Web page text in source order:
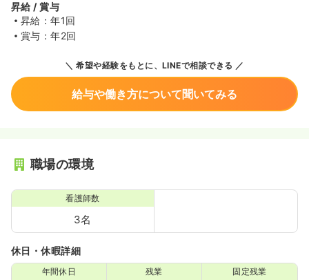
昇給 / 賞与
昇給：年1回
賞与：年2回
希望や経験をもとに、LINEで相談できる
給与や働き方について聞いてみる
職場の環境
看護師数
3名
休日・休暇詳細
年間休日 残業 固定残業